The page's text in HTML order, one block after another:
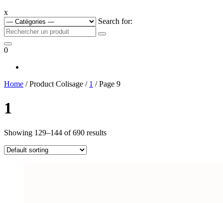
x
Search for:
0
Home / Product Colisage / 1 / Page 9
1
Showing 129–144 of 690 results